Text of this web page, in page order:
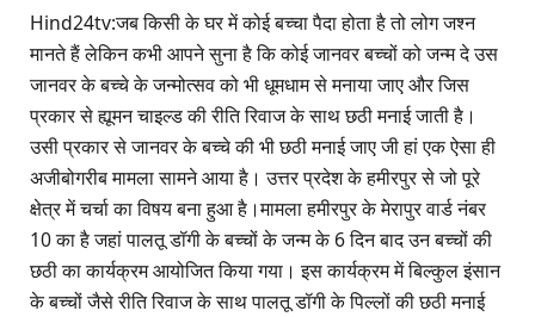
Hind24tv:जब किसी के घर में कोई बच्चा पैदा होता है तो लोग जश्न
मानते हैं लेकिन कभी आपने सुना है कि कोई जानवर बच्चों को जन्म दे उस
जानवर के बच्चे के जन्मोत्सव को भी धूमधाम से मनाया जाए और जिस
प्रकार से ह्यूमन चाइल्ड की रीति रिवाज के साथ छठी मनाई जाती है।
उसी प्रकार से जानवर के बच्चे की भी छठी मनाई जाए जी हां एक ऐसा ही
अजीबोगरीब मामला सामने आया है। उत्तर प्रदेश के हमीरपुर से जो पूरे
क्षेत्र में चर्चा का विषय बना हुआ है।मामला हमीरपुर के मेरापुर वार्ड नंबर
10 का है जहां पालतू डॉगी के बच्चों के जन्म के 6 दिन बाद उन बच्चों की
छठी का कार्यक्रम आयोजित किया गया। इस कार्यक्रम में बिल्कुल इंसान
के बच्चों जैसे रीति रिवाज के साथ पालतू डॉगी के पिल्लों की छठी मनाई